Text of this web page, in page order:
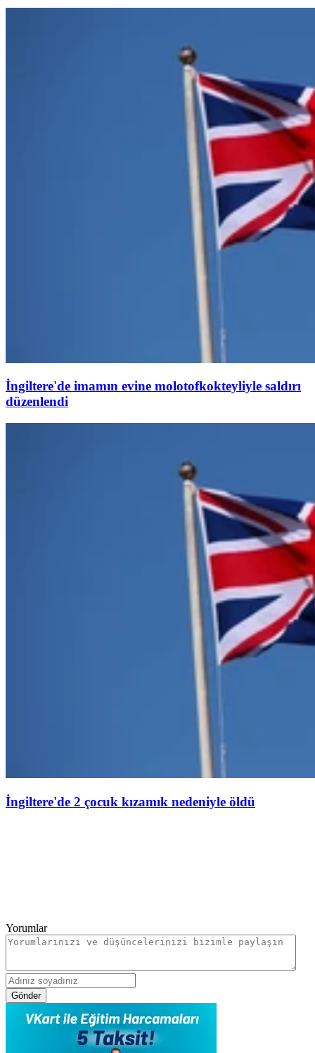
İngiltere'de imamın evine molotofkokteyliyle saldırı
düzenlendi
İngiltere'de 2 çocuk kızamık nedeniyle öldü
Yorumlar
Gönder